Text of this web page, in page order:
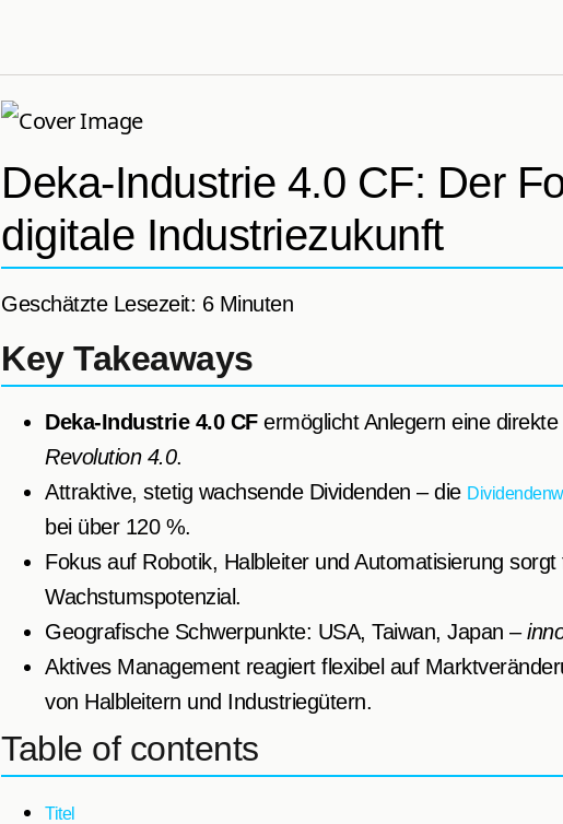
Deka-Industrie 4.0 CF: Der
digitale Industriezukunft
Geschätzte Lesezeit: 6 Minuten
Key Takeaways
Deka-Industrie 4.0 CFermöglicht Anlegern eine
Revolution 4.0.
Attraktive, stetig wachsende Dividenden – die
bei über 120 %.
Fokus auf Robotik, Halbleiter und Automatisierung
Wachstumspotenzial.
Geografische Schwerpunkte: USA, Taiwan, Japan –
Aktives Management reagiert flexibel auf
von Halbleitern und Industriegütern.
Table of contents
Titel